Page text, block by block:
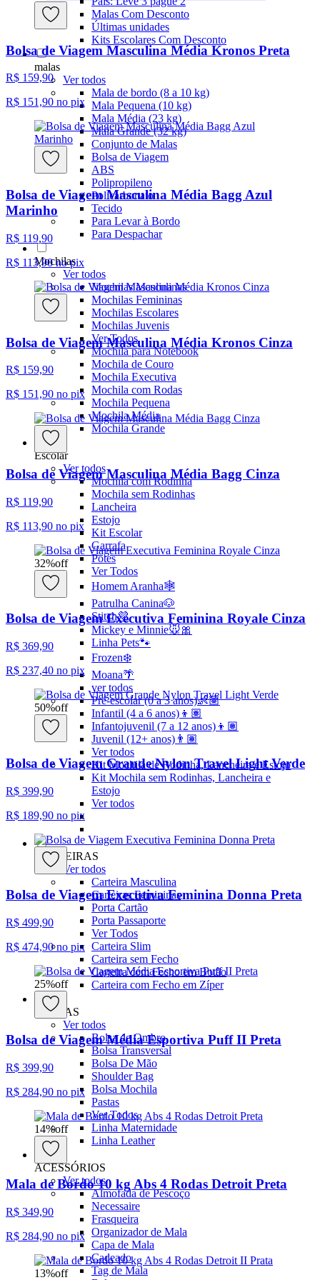
Malas Com Desconto
Últimas unidades
Kits Escolares Com Desconto
malas
Ver todos
Mala de bordo (8 a 10 kg)
Mala Pequena (10 kg)
Mala Média (23 kg)
Mala Grande (32 kg)
Conjunto de Malas
Bolsa de Viagem
ABS
Polipropileno
Policarbonato
Tecido
Para Levar à Bordo
Para Despachar
Mochilas
Ver todos
Mochilas Masculinas
Mochilas Femininas
Mochilas Escolares
Mochilas Juvenis
Ver Todos
Mochila para Notebook
Mochila de Couro
Mochila Executiva
Mochila com Rodas
Mochila Pequena
Mochila Média
Mochila Grande
Escolar
Ver todos
Mochila com Rodinha
Mochila sem Rodinhas
Lancheira
Estojo
Kit Escolar
Garrafa
Potes
Ver Todos
Homem Aranha🕸️
Patrulha Canina🐶
Stitch💜
Mickey e Minnie🐭🎀
Linha Pets🐾
Frozen❄️
Moana🌴
ver todos
Pré-escolar (0 a 3 anos)👶🏽
Infantil (4 a 6 anos)👦🏽
Infantojuvenil (7 a 12 anos)👦🏽
Juvenil (12+ anos)👨🏽
Ver todos
Kit Mochila de Rodinha, Lancheira e Estojo
Kit Mochila sem Rodinhas, Lancheira e
Estojo
Ver todos
CARTEIRAS
Ver todos
Carteira Masculina
Carteiras Femininas
Porta Cartão
Porta Passaporte
Ver Todos
Carteira Slim
Carteira sem Fecho
Carteira com Fecho em Botão
Carteira com Fecho em Zíper
BOLSAS
Ver todos
Bolsa de Ombro
Bolsa Transversal
Bolsa De Mão
Shoulder Bag
Bolsa Mochila
Pastas
Ver Todos
Linha Maternidade
Linha Leather
ACESSÓRIOS
Ver todos
Almofada de Pescoço
Necessaire
Frasqueira
Organizador de Mala
Capa de Mala
Cadeado
Tag de Mala
Bolsa de Viagem Masculina Média Kronos Preta
R$ 159,90
R$ 151,90 no pix
Bolsa de Viagem Masculina Média Bagg Azul
Marinho
R$ 119,90
R$ 113,90 no pix
Bolsa de Viagem Masculina Média Kronos Cinza
R$ 159,90
R$ 151,90 no pix
Bolsa de Viagem Masculina Média Bagg Cinza
R$ 119,90
R$ 113,90 no pix
32%off
Bolsa de Viagem Executiva Feminina Royale Cinza
R$ 369,90
R$ 237,40 no pix
50%off
Bolsa de Viagem Grande Nylon Travel Light Verde
R$ 399,90
R$ 189,90 no pix
Bolsa de Viagem Executiva Feminina Donna Preta
R$ 499,90
R$ 474,90 no pix
25%off
Bolsa de Viagem Média Esportiva Puff II Preta
R$ 399,90
R$ 284,90 no pix
14%off
Mala de Bordo 10 kg Abs 4 Rodas Detroit Preta
R$ 349,90
R$ 284,90 no pix
13%off